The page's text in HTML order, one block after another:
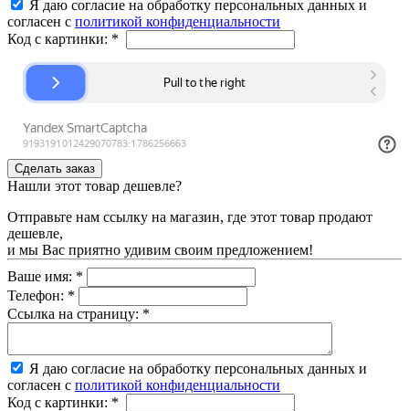
Я даю согласие на обработку персональных данных и
согласен с политикой конфиденциальности
Код с картинки: *
Нашли этот товар дешевле?
Отправьте нам ссылку на магазин, где этот товар продают
дешевле,
и мы Вас приятно удивим своим предложением!
Ваше имя: *
Телефон: *
Ссылка на страницу: *
Я даю согласие на обработку персональных данных и
согласен с политикой конфиденциальности
Код с картинки: *